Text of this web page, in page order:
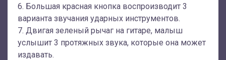
6. Большая красная кнопка воспроизводит 3
варианта звучания ударных инструментов.
7. Двигая зеленый рычаг на гитаре, малыш
услышит 3 протяжных звука, которые она может
издавать.